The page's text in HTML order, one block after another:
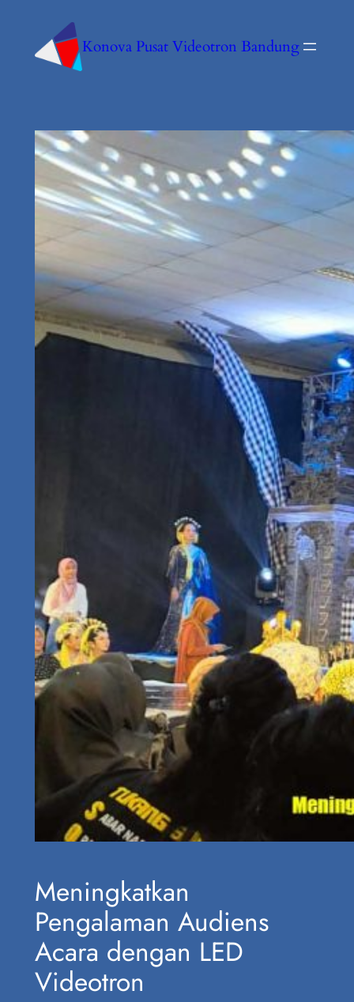
Konova Pusat Videotron Bandung
Meningkatkan
Pengalaman Audiens
Acara dengan LED
Videotron